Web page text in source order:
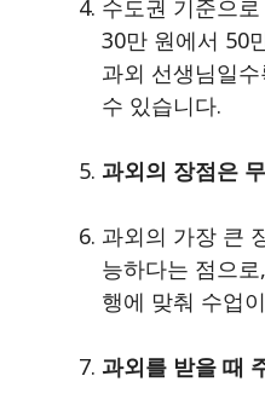
수도권 기준으
30만 원에서 50
과외 선생님일
수 있습니다.
과외의 장점은
과외의 가장 큰
능하다는 점으
행에 맞춰 수업
과외를 받을 때